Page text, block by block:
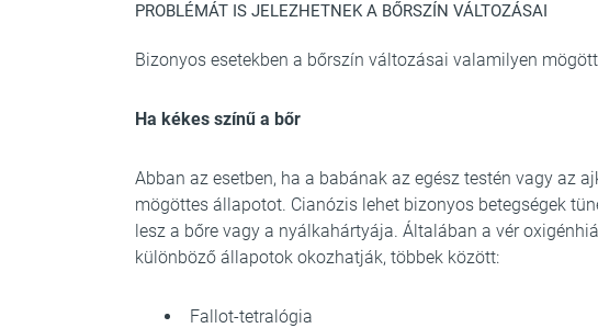
PROBLÉMÁT IS JELEZHETNEK A BŐRSZÍN VÁLTOZÁSAI
Bizonyos esetekben a bőrszín változásai valamilyen
Ha kékes színű a bőr
Abban az esetben, ha a babának az egész testén vagy az
mögöttes állapotot. Cianózis lehet bizonyos betegségek
lesz a bőre vagy a nyálkahártyája. Általában a vér
különböző állapotok okozhatják, többek között:
Fallot-tetralógia